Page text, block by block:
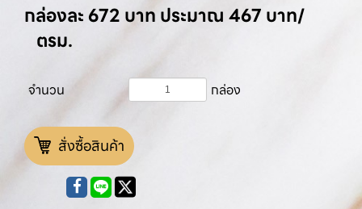
กล่องละ 672 บาท ประมาณ 467 บาท/
ตรม.
จำนวน กล่อง
สั่งซื้อสินค้า